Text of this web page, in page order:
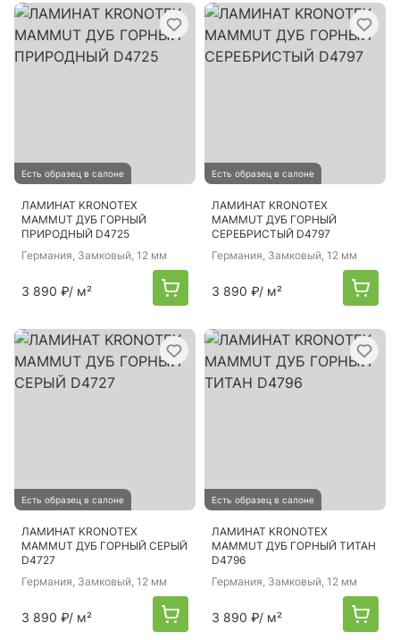
Есть образец в салоне
ЛАМИНАТ KRONOTEX
MAMMUT ДУБ ГОРНЫЙ
ПРИРОДНЫЙ D4725
Германия, Замковый, 12 мм
3 890 ₽/ м²
Есть образец в салоне
ЛАМИНАТ KRONOTEX
MAMMUT ДУБ ГОРНЫЙ
СЕРЕБРИСТЫЙ D4797
Германия, Замковый, 12 мм
3 890 ₽/ м²
Есть образец в салоне
ЛАМИНАТ KRONOTEX
MAMMUT ДУБ ГОРНЫЙ СЕРЫЙ
D4727
Германия, Замковый, 12 мм
3 890 ₽/ м²
Есть образец в салоне
ЛАМИНАТ KRONOTEX
MAMMUT ДУБ ГОРНЫЙ ТИТАН
D4796
Германия, Замковый, 12 мм
3 890 ₽/ м²